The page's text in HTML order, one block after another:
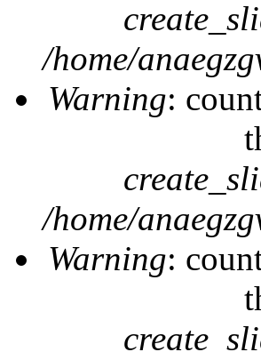
/home/
Warning:
/home/
Warning: